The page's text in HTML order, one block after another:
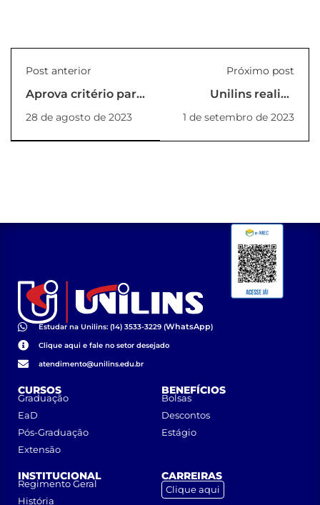
Post anterior
Aprova critério para
PIC2023/2024 do
Centro Universitário
28 de agosto de 2023
Próximo post
Unilins realiza
graduação
presencial e EAD
1 de setembro de 2023
Estudar na Unilins: (14) 3533-3229 (WhatsApp)
Clique aqui e fale no setor desejado
atendimento@unilins.edu.br
CURSOS
Graduação
EaD
Pós-Graduação
Extensão
BENEFÍCIOS
Bolsas
Descontos
Estágio
INSTITUCIONAL
Regimento Geral
História
CARREIRAS
Clique aqui